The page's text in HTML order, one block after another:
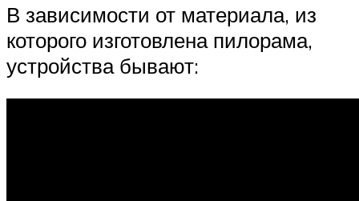
В зависимости от материала, из
которого изготовлена пилорама,
устройства бывают: